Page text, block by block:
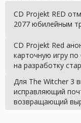
CD Projekt RED
2077 юбилейным
CD Projekt Red
карточную игру по
на разработку
Для The Witcher 3
исправляющий
возвращающий